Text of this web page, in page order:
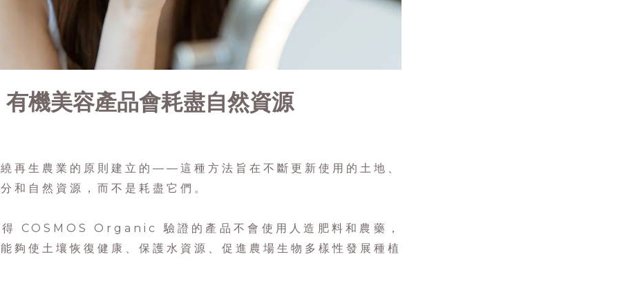
機美容產品會耗盡自然資源
再生農業的原則建立的——這種方法旨在不斷更新使用的土地、
和自然資源，而不是耗盡它們。
得 COSMOS Organic 驗證的產品不會使用人造肥料和農藥，
夠使土壤恢復健康、保護水資源、促進農場生物多樣性發展種植